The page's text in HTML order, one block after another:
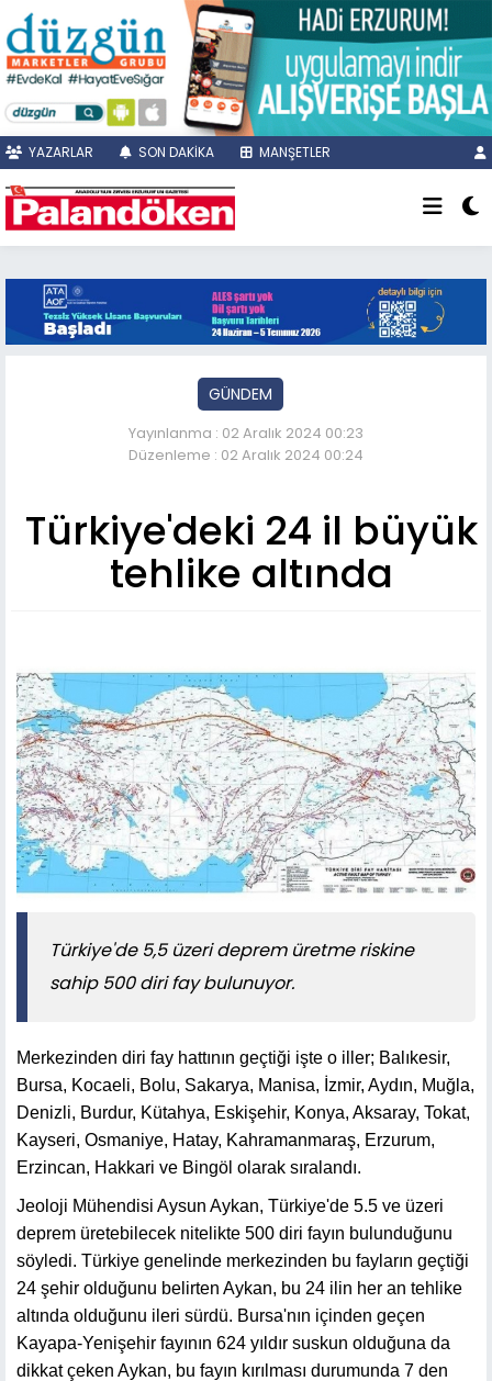
YAZARLAR SON DAKİKA MANŞETLER
GÜNDEM
Yayınlanma : 02 Aralık 2024 00:23
Düzenleme : 02 Aralık 2024 00:24
Türkiye'deki 24 il büyük
tehlike altında
Türkiye'de 5,5 üzeri deprem üretme riskine
sahip 500 diri fay bulunuyor.
Merkezinden diri fay hattının geçtiği işte o iller; Balıkesir,
Bursa, Kocaeli, Bolu, Sakarya, Manisa, İzmir, Aydın, Muğla,
Denizli, Burdur, Kütahya, Eskişehir, Konya, Aksaray, Tokat,
Kayseri, Osmaniye, Hatay, Kahramanmaraş, Erzurum,
Erzincan, Hakkari ve Bingöl olarak sıralandı.
Jeoloji Mühendisi Aysun Aykan, Türkiye'de 5.5 ve üzeri
deprem üretebilecek nitelikte 500 diri fayın bulunduğunu
söyledi. Türkiye genelinde merkezinden bu fayların geçtiği
24 şehir olduğunu belirten Aykan, bu 24 ilin her an tehlike
altında olduğunu ileri sürdü. Bursa'nın içinden geçen
Kayapa-Yenişehir fayının 624 yıldır suskun olduğuna da
dikkat çeken Aykan, bu fayın kırılması durumunda 7 den